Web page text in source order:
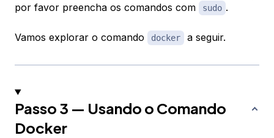
por favor preencha os comandos com
sudo .
Vamos explorar o comando docker a seguir.
Passo 3 — Usando o Comando
Docker